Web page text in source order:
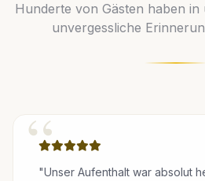
Hunderte von Gästen haben
unvergessliche
“"Unser Aufenthalt war absolut